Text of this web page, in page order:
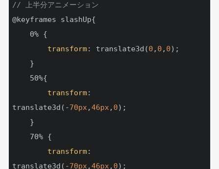
// 上半分アニメーション
@keyframes slashUp{
transform: translate3d(0 , 0 , 0);
transform:
translate3d(-70px,46px, 0);
transform:
translate3d(-70px,46px, 0);